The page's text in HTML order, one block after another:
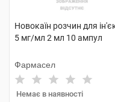
Новокаїн розчин для
5 мг/мл 2 мл 10 ампул
Фармасел
Немає в наявності